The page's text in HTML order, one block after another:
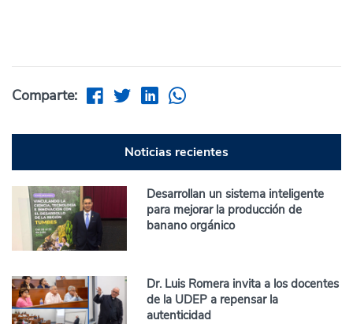
Comparte:
Noticias recientes
Desarrollan un sistema inteligente
para mejorar la producción de
banano orgánico
Dr. Luis Romera invita a los docentes
de la UDEP a repensar la
autenticidad